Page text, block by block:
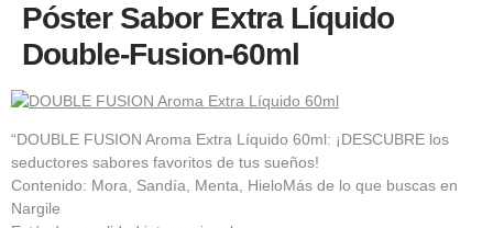
Póster Sabor Extra Líquido
Double-Fusion-60ml
“DOUBLE FUSION Aroma Extra Líquido 60ml: ¡DESCUBRE los
seductores sabores favoritos de tus sueños!
Contenido: Mora, Sandía, Menta, HieloMás de lo que buscas en
Nargile